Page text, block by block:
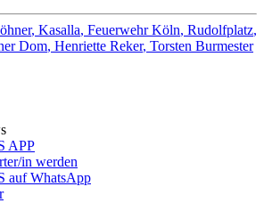
Kasalla Feuerwehr Köln Rudolfplatz
Dom Henriette Reker Torsten Burmester
APP
in werden
auf WhatsApp